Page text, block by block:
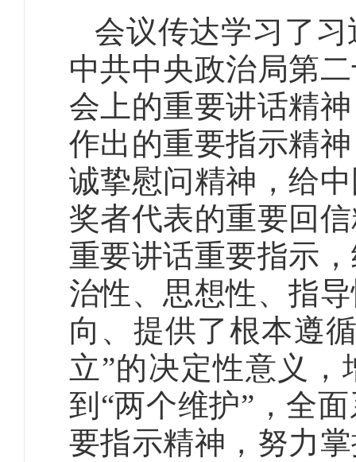
会议传达学习了
中共中央政治局第
会上的重要讲话精
作出的重要指示精
诚挚慰问精神，给
奖者代表的重要回
重要讲话重要指示
治性、思想性、指
向、提供了根本遵
立”的决定性意义，
到“两个维护”，全
要指示精神，努力